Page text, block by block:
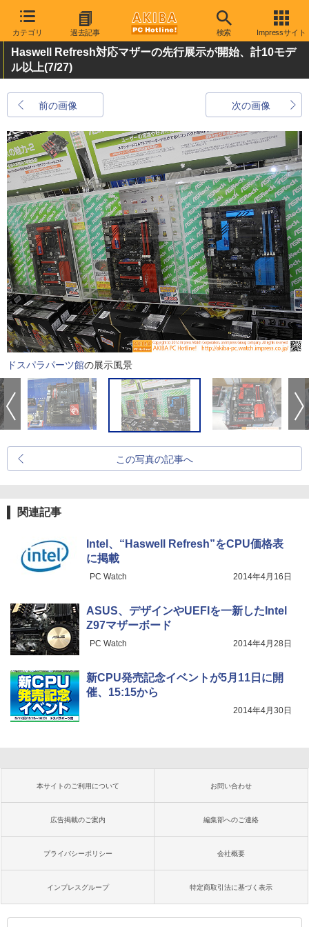
カテゴリ 過去記事 検索 Impressサイト
Haswell Refresh対応マザーの先行展示が開始、計10モデ
ル以上(7/27)
前の画像 次の画像
ドスパラパーツ館の展示風景
この写真の記事へ
関連記事
Intel、“Haswell Refresh”をCPU価格表
に掲載
PC Watch 2014年4月16日
ASUS、デザインやUEFIを一新したIntel
Z97マザーボード
PC Watch 2014年4月28日
新CPU発売記念イベントが5月11日に開
催、15:15から
2014年4月30日
本サイトのご利用について お問い合わせ
広告掲載のご案内 編集部へのご連絡
プライバシーポリシー 会社概要
インプレスグループ 特定商取引法に基づく表示